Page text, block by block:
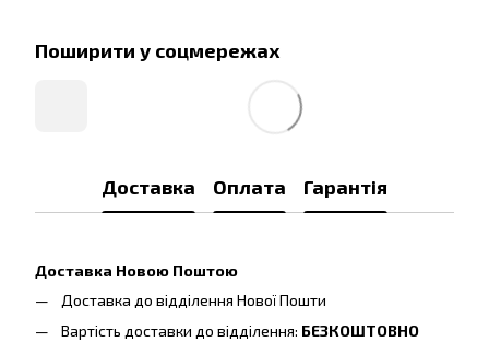
Поширити у соцмережах
Доставка Оплата Гарантія
Доставка Новою Поштою
Доставка до відділення Нової Пошти
Вартість доставки до відділення: БЕЗКОШТОВНО